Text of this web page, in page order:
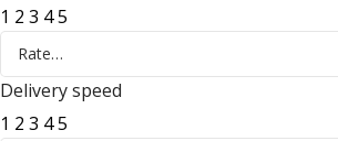
1 2 3 45
Delivery speed
1 2 3 45